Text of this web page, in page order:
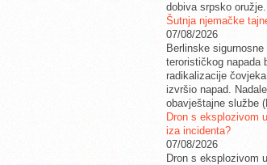
dobiva srpsko oružje.
Šutnja njemačke
07/08/2026
Berlinske
terorističkog napada
radikalizacije
izvršio napad.
obavještajne službe
Dron s eksplozivom
iza incidenta?
07/08/2026
Dron s eksplozivom